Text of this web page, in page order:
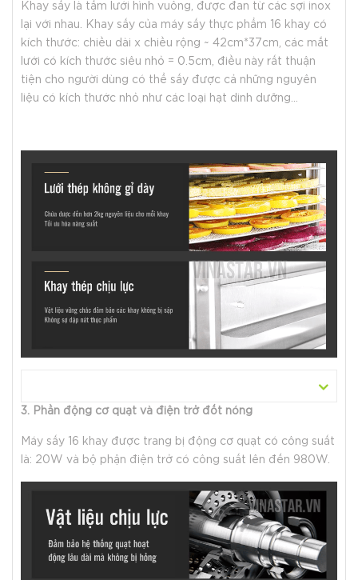
Khay sấy là tấm lưới hình vuông, được đan từ các sợi inox
lại với nhau. Khay sấy của máy sấy thực phẩm 16 khay có
kích thước: chiều dài x chiều rộng ~ 42cm*37cm, các mắt
lưới có kích thước siêu nhỏ = 0.5cm, điều này rất thuận
tiện cho người dùng có thể sấy được cả những nguyên
liệu có kích thước nhỏ như các loại hạt dinh dưỡng…
3. Phần động cơ quạt và điện trở đốt nóng
Máy sấy 16 khay được trang bị động cơ quạt có công suất
là: 20W và bộ phận điện trở có công suất lên đến 980W.